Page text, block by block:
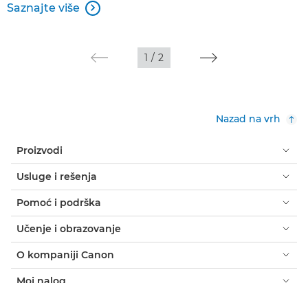
Saznajte više 
1 / 2
Nazad na vrh
Proizvodi
Usluge i rešenja
Pomoć i podrška
Učenje i obrazovanje
O kompaniji Canon